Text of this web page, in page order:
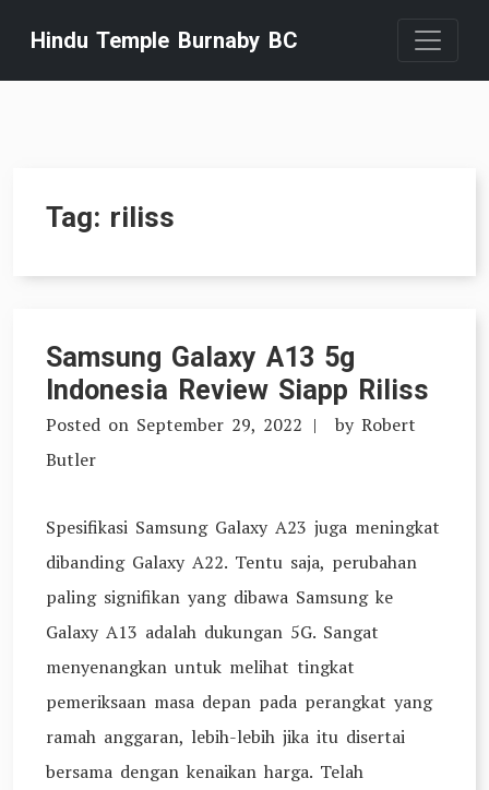
content
Hindu Temple Burnaby BC
Tag: riliss
Samsung Galaxy A13 5g
Indonesia Review Siapp Riliss
Posted on September 29, 2022 by Robert
Butler
Spesifikasi Samsung Galaxy A23 juga meningkat
dibanding Galaxy A22. Tentu saja, perubahan
paling signifikan yang dibawa Samsung ke
Galaxy A13 adalah dukungan 5G. Sangat
menyenangkan untuk melihat tingkat
pemeriksaan masa depan pada perangkat yang
ramah anggaran, lebih-lebih jika itu disertai
bersama dengan kenaikan harga. Telah